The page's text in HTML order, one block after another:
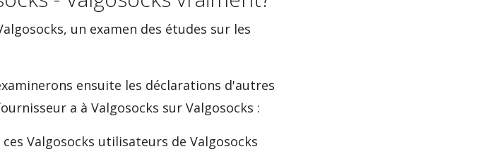
un examen des études sur les
ensuite les déclarations d'autres
a à Valgosocks sur Valgosocks :
Valgosocks utilisateurs de Valgosocks